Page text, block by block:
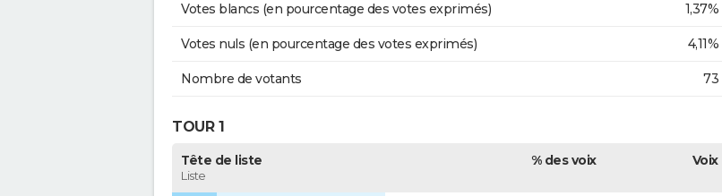
Votes blancs (en pourcentage des votes exprimés) 1,37%
Votes nuls (en pourcentage des votes exprimés) 4,11%
Nombre de votants 73
TOUR 1
Tête de liste
Liste
% des voix Voix